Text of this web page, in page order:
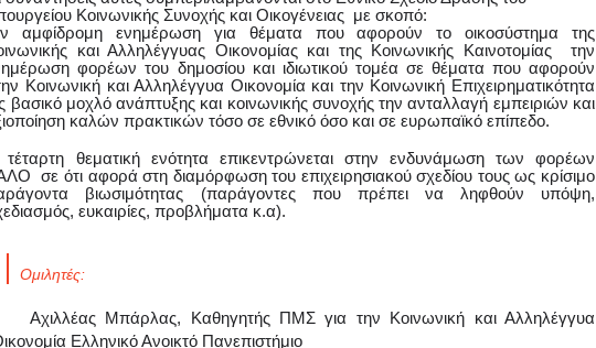
Κοινωνικής Συνοχής και Οικογένειας με σκοπό:
αμφίδρομη ενημέρωση για θέματα που αφορούν το οικοσύστημα της
και Αλληλέγγυας Οικονομίας και της Κοινωνικής Καινοτομίας την
φορέων του δημοσίου και ιδιωτικού τομέα σε θέματα που αφορούν
Κοινωνική και Αλληλέγγυα Οικονομία και την Κοινωνική Επιχειρηματικότητα
βασικό μοχλό ανάπτυξης και κοινωνικής συνοχήςτην ανταλλαγή εμπειριών και
καλών πρακτικών τόσο σε εθνικό όσο και σε ευρωπαϊκό επίπεδο.
θεματική ενότητα επικεντρώνεται στην ενδυνάμωση των φορέων
σε ότι αφορά στη διαμόρφωση του επιχειρησιακού σχεδίου τους ως κρίσιμο
βιωσιμότητας (παράγοντες που πρέπει να ληφθούν υπόψη,
ευκαιρίες, προβλήματα κ.α).
Ομιλητές:
Αχιλλέας Μπάρλας, Καθηγητής ΠΜΣ για την Κοινωνική και Αλληλέγγυα
Ελληνικό Ανοικτό Πανεπιστήμιο